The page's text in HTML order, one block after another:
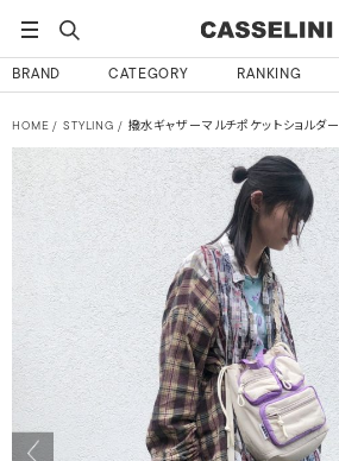
BRAND CATEGORY RANKING
HOME STYLING 撥水ギャザーマルチポケットショルダー